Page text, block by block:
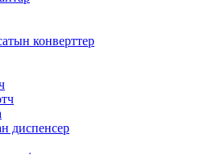
конверттер
диспенсер